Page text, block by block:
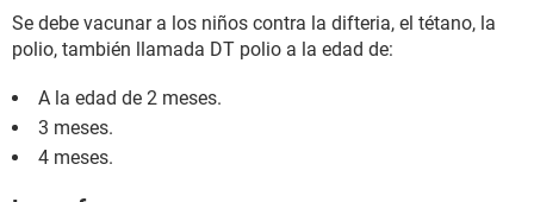
Se debe vacunar a los niños contra la difteria, el tétano, la
polio, también llamada DT polio a la edad de:
A la edad de 2 meses.
3 meses.
4 meses.